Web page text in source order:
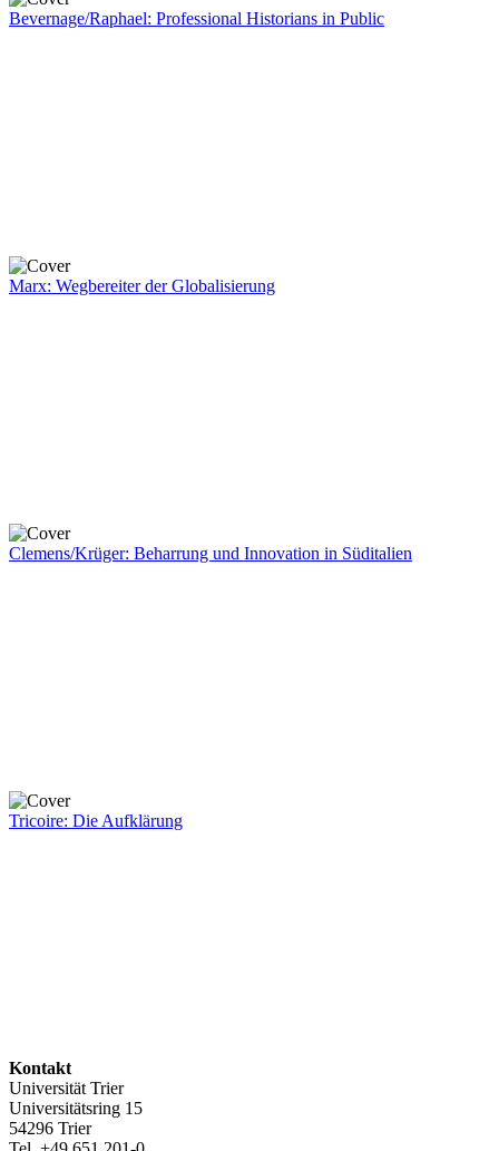
Bevernage/Raphael: Professional Historians in Public
Marx: Wegbereiter der Globalisierung
Clemens/Krüger: Beharrung und Innovation in Süditalien
Tricoire: Die Aufklärung
Kontakt
Universität Trier
Universitätsring 15
54296 Trier